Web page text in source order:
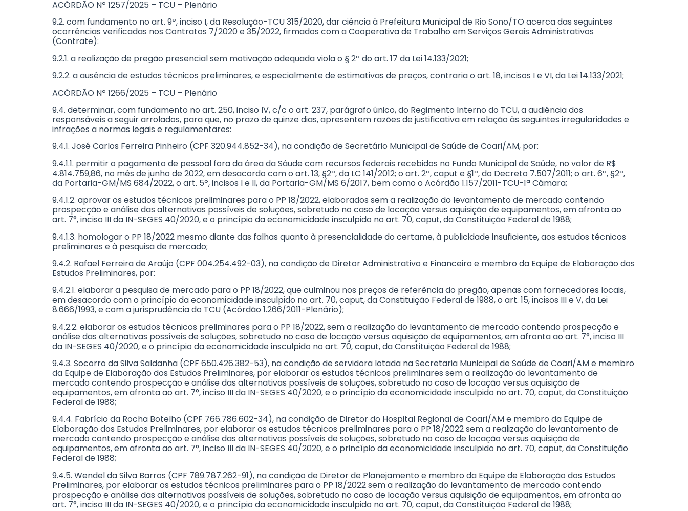
ACÓRDÃO Nº 1257/2025 – TCU – Plenário
9.2. com fundamento no art. 9º, inciso I, da Resolução-TCU 315/2020, dar ciência à Prefeitura Municipal de Rio Sono/TO acerca das seguintes
ocorrências verificadas nos Contratos 7/2020 e 35/2022, firmados com a Cooperativa de Trabalho em Serviços Gerais Administrativos
(Contrate):
9.2.1. a realização de pregão presencial sem motivação adequada viola o § 2º do art. 17 da Lei 14.133/2021;
9.2.2. a ausência de estudos técnicos preliminares, e especialmente de estimativas de preços, contraria o art. 18, incisos I e VI, da Lei 14.133/2021;
ACÓRDÃO Nº 1266/2025 – TCU – Plenário
9.4. determinar, com fundamento no art. 250, inciso IV, c/c o art. 237, parágrafo único, do Regimento Interno do TCU, a audiência dos
responsáveis a seguir arrolados, para que, no prazo de quinze dias, apresentem razões de justificativa em relação às seguintes irregularidades e
infrações a normas legais e regulamentares:
9.4.1. José Carlos Ferreira Pinheiro (CPF 320.944.852-34), na condição de Secretário Municipal de Saúde de Coari/AM, por:
9.4.1.1. permitir o pagamento de pessoal fora da área da Sáude com recursos federais recebidos no Fundo Municipal de Saúde, no valor de R$
4.814.759,86, no mês de junho de 2022, em desacordo com o art. 13, §2º, da LC 141/2012; o art. 2º, caput e §1º, do Decreto 7.507/2011; o art. 6º, §2º,
da Portaria-GM/MS 684/2022, o art. 5º, incisos I e II, da Portaria-GM/MS 6/2017, bem como o Acórdão 1.157/2011-TCU-1ª Câmara;
9.4.1.2. aprovar os estudos técnicos preliminares para o PP 18/2022, elaborados sem a realização do levantamento de mercado contendo
prospecção e análise das alternativas possíveis de soluções, sobretudo no caso de locação versus aquisição de equipamentos, em afronta ao
art. 7°, inciso III da IN-SEGES 40/2020, e o princípio da economicidade insculpido no art. 70, caput, da Constituição Federal de 1988;
9.4.1.3. homologar o PP 18/2022 mesmo diante das falhas quanto à presencialidade do certame, à publicidade insuficiente, aos estudos técnicos
preliminares e à pesquisa de mercado;
9.4.2. Rafael Ferreira de Araújo (CPF 004.254.492-03), na condição de Diretor Administrativo e Financeiro e membro da Equipe de Elaboração dos
Estudos Preliminares, por:
9.4.2.1. elaborar a pesquisa de mercado para o PP 18/2022, que culminou nos preços de referência do pregão, apenas com fornecedores locais,
em desacordo com o princípio da economicidade insculpido no art. 70, caput, da Constituição Federal de 1988, o art. 15, incisos III e V, da Lei
8.666/1993, e com a jurisprudência do TCU (Acórdão 1.266/2011-Plenário);
9.4.2.2. elaborar os estudos técnicos preliminares para o PP 18/2022, sem a realização do levantamento de mercado contendo prospecção e
análise das alternativas possíveis de soluções, sobretudo no caso de locação versus aquisição de equipamentos, em afronta ao art. 7°, inciso III
da IN-SEGES 40/2020, e o princípio da economicidade insculpido no art. 70, caput, da Constituição Federal de 1988;
9.4.3. Socorro da Silva Saldanha (CPF 650.426.382-53), na condição de servidora lotada na Secretaria Municipal de Saúde de Coari/AM e membro
da Equipe de Elaboração dos Estudos Preliminares, por elaborar os estudos técnicos preliminares sem a realização do levantamento de
mercado contendo prospecção e análise das alternativas possíveis de soluções, sobretudo no caso de locação versus aquisição de
equipamentos, em afronta ao art. 7°, inciso III da IN-SEGES 40/2020, e o princípio da economicidade insculpido no art. 70, caput, da Constituição
Federal de 1988;
9.4.4. Fabrício da Rocha Botelho (CPF 766.786.602-34), na condição de Diretor do Hospital Regional de Coari/AM e membro da Equipe de
Elaboração dos Estudos Preliminares, por elaborar os estudos técnicos preliminares para o PP 18/2022 sem a realização do levantamento de
mercado contendo prospecção e análise das alternativas possíveis de soluções, sobretudo no caso de locação versus aquisição de
equipamentos, em afronta ao art. 7°, inciso III da IN-SEGES 40/2020, e o princípio da economicidade insculpido no art. 70, caput, da Constituição
Federal de 1988;
9.4.5. Wendel da Silva Barros (CPF 789.787.262-91), na condição de Diretor de Planejamento e membro da Equipe de Elaboração dos Estudos
Preliminares, por elaborar os estudos técnicos preliminares para o PP 18/2022 sem a realização do levantamento de mercado contendo
prospecção e análise das alternativas possíveis de soluções, sobretudo no caso de locação versus aquisição de equipamentos, em afronta ao
art. 7°, inciso III da IN-SEGES 40/2020, e o princípio da economicidade insculpido no art. 70, caput, da Constituição Federal de 1988;